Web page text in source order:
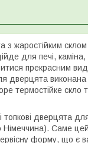
жаростійким
для печі,
прекрасним
дверцята виконана
термостійке
топкові дверцята
Саме
форму, що є